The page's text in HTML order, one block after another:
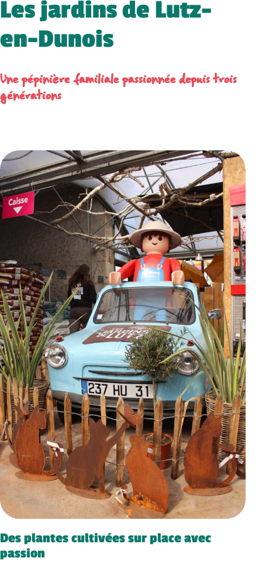
Les jardins de Lutz-
en-Dunois
Une pépinière familiale passionnée depuis trois
générations
Des plantes cultivées sur place avec
passion